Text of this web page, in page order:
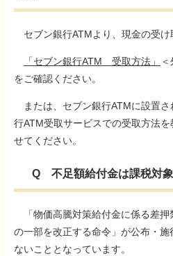
セブン銀行ATMより、現金の受け
「セブン銀行ATM 受取方法」
をご確認ください。
または、セブン銀行ATMに設置さ
行ATM受取サービスでの受取方法
せてください。
Q 不足額給付金は課税対象
「物価高騰対策給付金に係る差押
の一部を改正する命令」が公布・
ないこととなっています。